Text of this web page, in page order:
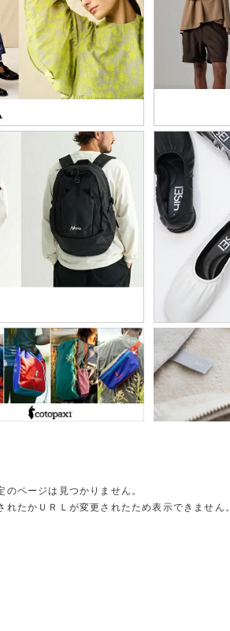
のページは見つかりません。
れたかＵＲＬが変更されたため表示できません。